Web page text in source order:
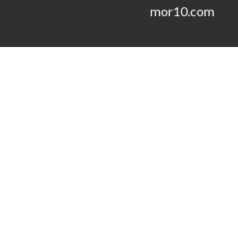
mor10.com